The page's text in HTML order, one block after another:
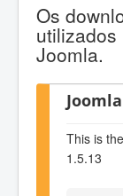
Os
Joomla.
This is
1.5.13